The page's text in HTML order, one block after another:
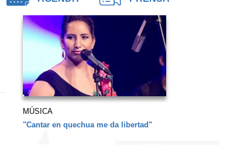
MÚSICA
"Cantar en quechua me da libertad"